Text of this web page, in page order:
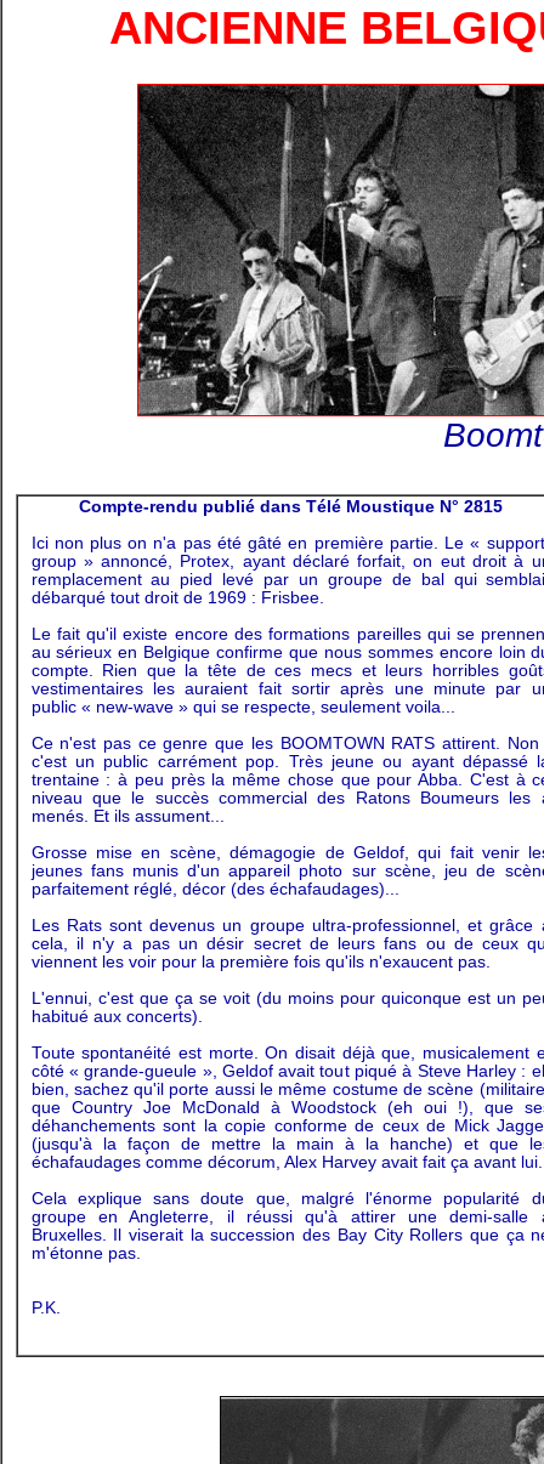
ANCIENNE
Compte-rendu publié dans Télé Moustique N° 2815
Ici non plus on n'a pas été gâté en première partie. Le «
group » annoncé, Protex, ayant déclaré forfait, on eut droit à
remplacement au pied levé par un groupe de bal qui
débarqué tout droit de 1969 : Frisbee.
Le fait qu'il existe encore des formations pareilles qui se
au sérieux en Belgique confirme que nous sommes encore loin
compte. Rien que la tête de ces mecs et leurs horribles
vestimentaires les auraient fait sortir après une minute par
public « new-wave » qui se respecte, seulement voila...
Ce n'est pas ce genre que les BOOMTOWN RATS attirent. Non
c'est un public carrément pop. Très jeune ou ayant dépassé
trentaine : à peu près la même chose que pour Abba. C'est à
niveau que le succès commercial des Ratons Boumeurs les
menés. Et ils assument...
Grosse mise en scène, démagogie de Geldof, qui fait venir
jeunes fans munis d'un appareil photo sur scène, jeu de
parfaitement réglé, décor (des échafaudages)...
Les Rats sont devenus un groupe ultra-professionnel, et grâce
cela, il n'y a pas un désir secret de leurs fans ou de ceux
viennent les voir pour la première fois qu'ils n'exaucent pas.
L'ennui, c'est que ça se voit (du moins pour quiconque est un
habitué aux concerts).
Toute spontanéité est morte. On disait déjà que, musicalement
côté « grande-gueule », Geldof avait tout piqué à Steve Harley :
bien, sachez qu'il porte aussi le même costume de scène
que Country Joe McDonald à Woodstock (eh oui !), que
déhanchements sont la copie conforme de ceux de Mick
(jusqu'à la façon de mettre la main à la hanche) et que
échafaudages comme décorum, Alex Harvey avait fait ça avant lui.
Cela explique sans doute que, malgré l'énorme popularité
groupe en Angleterre, il réussi qu'à attirer une demi-salle
Bruxelles. Il viserait la succession des Bay City Rollers que ça
m'étonne pas.
P.K.